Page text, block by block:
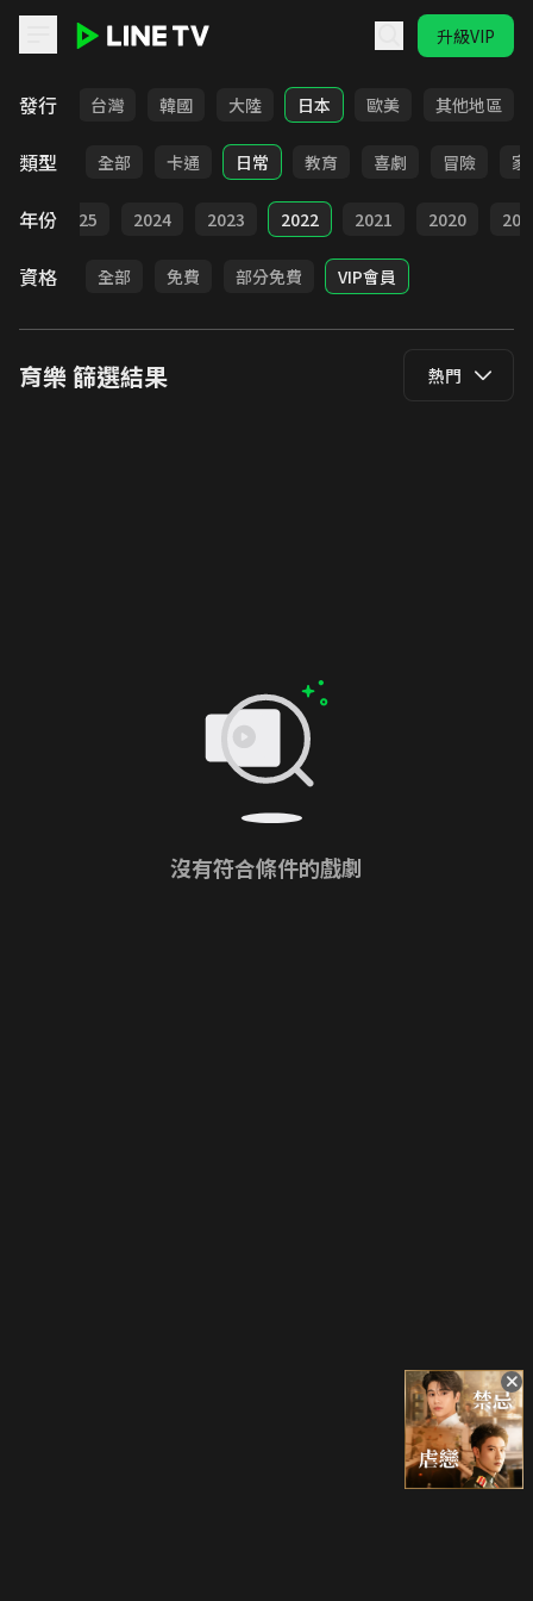
升級VIP
發行
全部 台灣 韓國 大陸 日本 歐美 其他地區
類型 全部 卡通 日常 教育 喜劇 冒險 家
年份
部 2025 2024 2023 2022 2021 2020
資格 全部 免費 部分免費 VIP會員
育樂篩選結果 熱門
沒有符合條件的戲劇